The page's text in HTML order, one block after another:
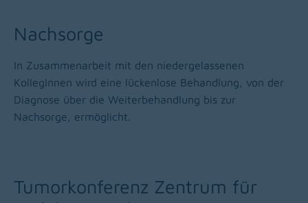
Nachsorge
In Zusammenarbeit mit den niedergelassenen
KollegInnen wird eine lückenlose Behandlung, von der
Diagnose über die Weiterbehandlung bis zur
Nachsorge, ermöglicht.
Tumorkonferenz Zentrum für